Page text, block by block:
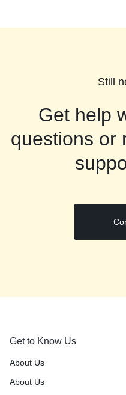
Still
Get help
questions or
Get to Know Us
About Us
About Us